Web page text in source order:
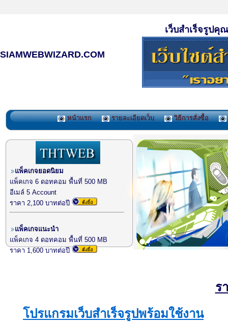
SIAMWEBWIZARD.COM
เว็บสำเร็จรูปคุ
หน้าแรก รายละเอียดเว็บ วิธีการสั่งซื้อ
แพ็คเกจยอดนิยม
แพ็คเกจ 6 ดอทคอม พื้นที่ 500 MB
อีเมล์ 5 Account
ราคา 2,100 บาทต่อปี
แพ็คเกจแนะนำ
แพ็คเกจ 4 ดอทคอม พื้นที่ 500 MB
ราคา 1,600 บาทต่อปี
ร
โปรแกรมเว็บสำเร็จรูปพร้อมใช้งาน